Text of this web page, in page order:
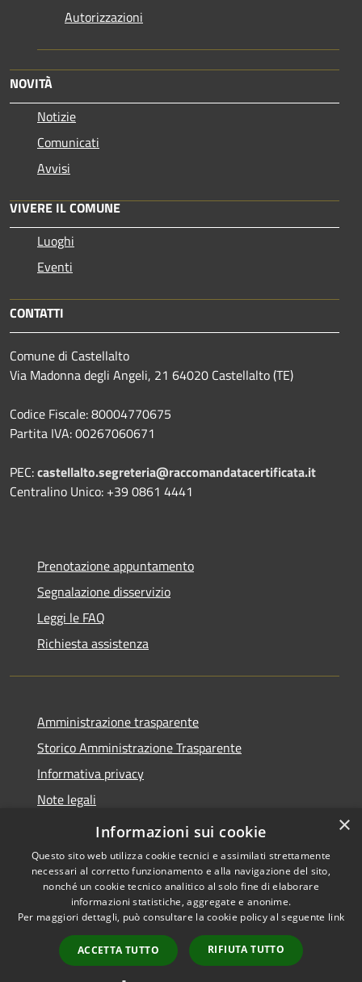
Autorizzazioni
NOVITÀ
Notizie
Comunicati
Avvisi
VIVERE IL COMUNE
Luoghi
Eventi
CONTATTI
Comune di Castellalto
Via Madonna degli Angeli, 21 64020 Castellalto (TE)
Codice Fiscale: 80004770675
Partita IVA: 00267060671
PEC:castellalto.segreteria@raccomandatacertificata.it
Centralino Unico: +39 0861 4441
Prenotazione appuntamento
Segnalazione disservizio
Leggi le FAQ
Richiesta assistenza
Amministrazione trasparente
Storico Amministrazione Trasparente
Informativa privacy
Note legali
Dichiarazione di accessibilità
Accessibilità
Copyright © 2026 • Comune di
Castellalto • Powered by
Municipium•
Accesso
redazione
×
Informazioni sui cookie
Questo sito web utilizza cookie tecnici e assimilati strettamente
necessari al corretto funzionamento e alla navigazione del sito,
nonché un cookie tecnico analitico al solo fine di elaborare
informazioni statistiche, aggregate e anonime.
Per maggiori dettagli, può consultare la cookie policy al seguente link
ACCETTA TUTTO RIFIUTA TUTTO